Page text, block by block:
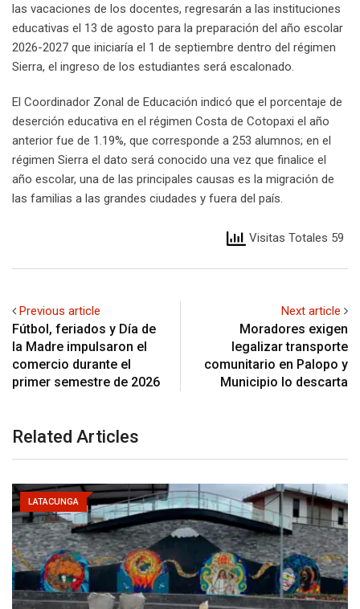
las vacaciones de los docentes, regresarán a las instituciones
educativas el 13 de agosto para la preparación del año escolar
2026-2027 que iniciaría el 1 de septiembre dentro del régimen
Sierra, el ingreso de los estudiantes será escalonado.
El Coordinador Zonal de Educación indicó que el porcentaje de
deserción educativa en el régimen Costa de Cotopaxi el año
anterior fue de 1.19%, que corresponde a 253 alumnos; en el
régimen Sierra el dato será conocido una vez que finalice el
año escolar, una de las principales causas es la migración de
las familias a las grandes ciudades y fuera del país.
Visitas Totales 59
Previous article
Fútbol, feriados y Día de
la Madre impulsaron el
comercio durante el
primer semestre de 2026
Next article
Moradores exigen
legalizar transporte
comunitario en Palopo y
Municipio lo descarta
Related Articles
LATACUNGA